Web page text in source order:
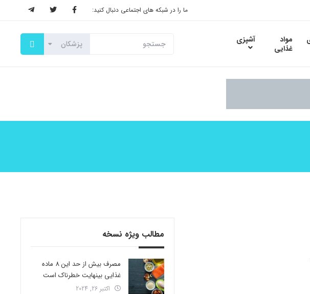
ما را در شبکه های اجتماعی دنبال کنید:
مواد
غذایی
آشپزی
مطالب ویژه نسخه
مصرف بیش از حد این 8 ماده
غذایی بینهایت خطرناک است
اکتبر 26, 2024